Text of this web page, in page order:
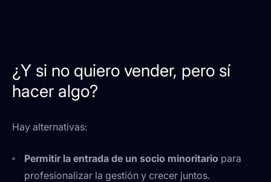
¿Y si no quiero vender, pero sí
hacer algo?
Hay alternativas:
Permitir la entrada de un socio minoritario para
profesionalizar la gestión y crecer juntos.